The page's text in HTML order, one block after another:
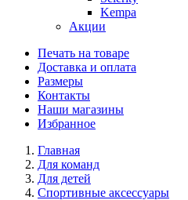
Kempa
Акции
Печать на товаре
Доставка и оплата
Размеры
Контакты
Наши магазины
Избранное
Главная
Для команд
Для детей
Спортивные аксессуары